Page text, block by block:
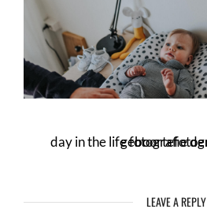
day in the life fotografie den bosch birth day
LEAVE A REPLY